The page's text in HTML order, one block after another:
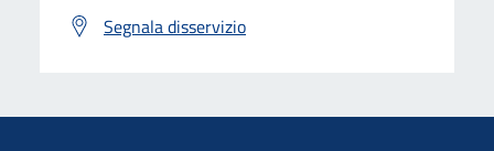
Segnala disservizio